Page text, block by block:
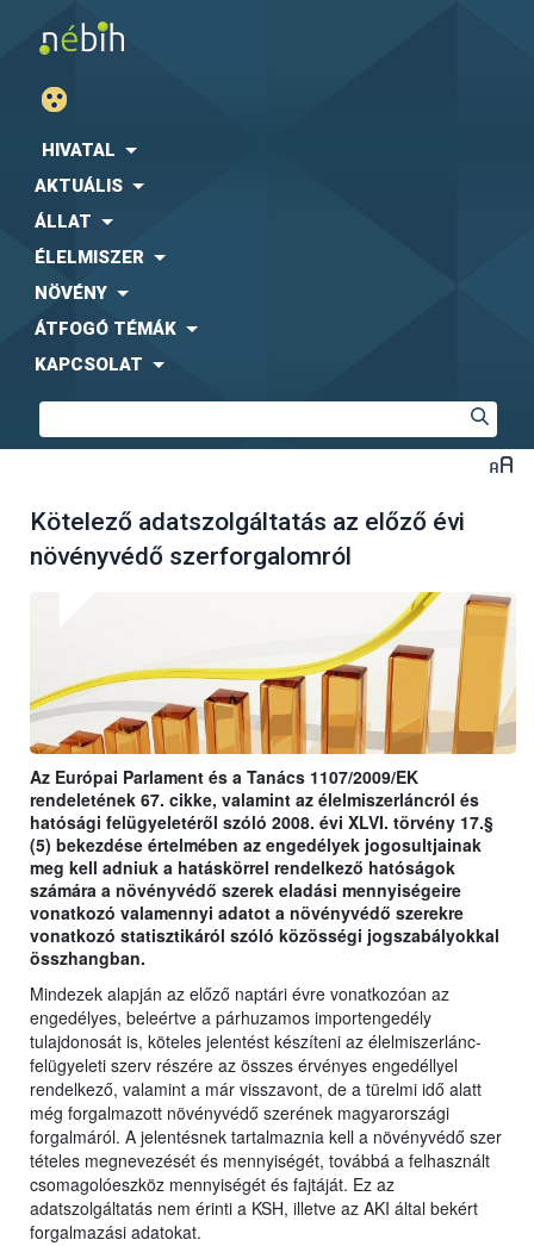
HIVATAL
AKTUÁLIS
ÁLLAT
ÉLELMISZER
NÖVÉNY
ÁTFOGÓ TÉMÁK
KAPCSOLAT
Kötelező adatszolgáltatás az előző évi
növényvédő szerforgalomról
Az Európai Parlament és a Tanács 1107/2009/EK
rendeletének 67. cikke, valamint az élelmiszerláncról és
hatósági felügyeletéről szóló 2008. évi XLVI. törvény 17.§
(5) bekezdése értelmében az engedélyek jogosultjainak
meg kell adniuk a hatáskörrel rendelkező hatóságok
számára a növényvédő szerek eladási mennyiségeire
vonatkozó valamennyi adatot a növényvédő szerekre
vonatkozó statisztikáról szóló közösségi jogszabályokkal
összhangban.
Mindezek alapján az előző naptári évre vonatkozóan az
engedélyes, beleértve a párhuzamos importengedély
tulajdonosát is, köteles jelentést készíteni az élelmiszerlánc-
felügyeleti szerv részére az összes érvényes engedéllyel
rendelkező, valamint a már visszavont, de a türelmi idő alatt
még forgalmazott növényvédő szerének magyarországi
forgalmáról. A jelentésnek tartalmaznia kell a növényvédő szer
tételes megnevezését és mennyiségét, továbbá a felhasznált
csomagolóeszköz mennyiségét és fajtáját. Ez az
adatszolgáltatás nem érinti a KSH, illetve az AKI által bekért
forgalmazási adatokat.